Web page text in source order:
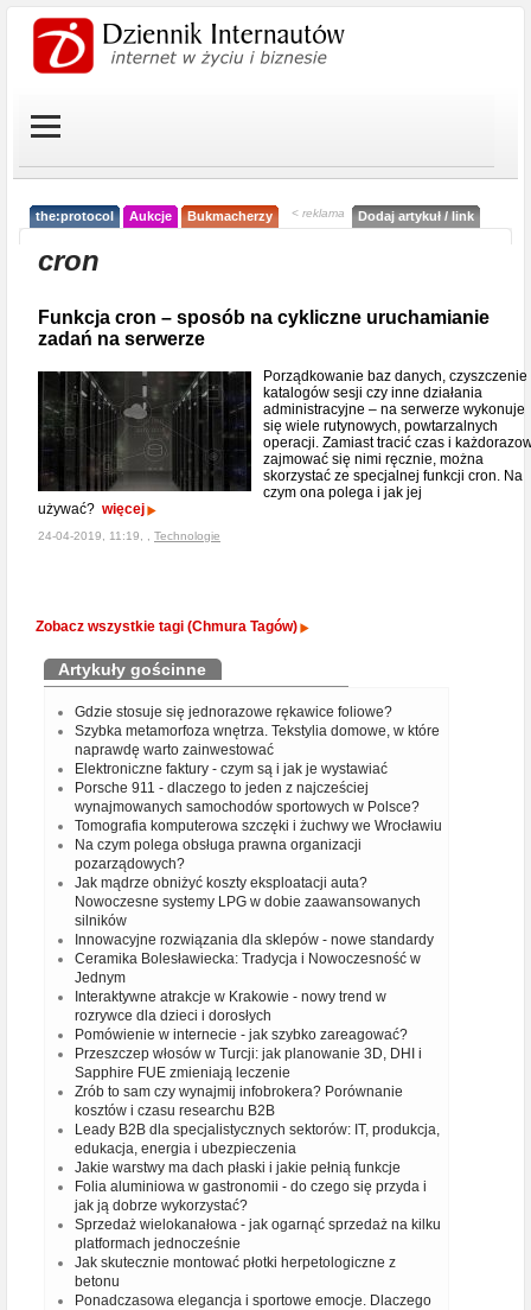
the:protocol Aukcje Bukmacherzy < reklama Dodaj artykuł / link
cron
Funkcja cron – sposób na cykliczne uruchamianie
zadań na serwerze
Porządkowanie baz danych, czyszczenie
katalogów sesji czy inne działania
administracyjne – na serwerze wykonuje
się wiele rutynowych, powtarzalnych
operacji. Zamiast tracić czas i
zajmować się nimi ręcznie, można
skorzystać ze specjalnej funkcji cron. Na
czym ona polega i jak jej
używać? więcej
24-04-2019, 11:19, , Technologie
Zobacz wszystkie tagi (Chmura Tagów)
Artykuły gościnne
Gdzie stosuje się jednorazowe rękawice foliowe?
Szybka metamorfoza wnętrza. Tekstylia domowe, w które
naprawdę warto zainwestować
Elektroniczne faktury - czym są i jak je wystawiać
Porsche 911 - dlaczego to jeden z najcześciej
wynajmowanych samochodów sportowych w Polsce?
Tomografia komputerowa szczęki i żuchwy we Wrocławiu
Na czym polega obsługa prawna organizacji
pozarządowych?
Jak mądrze obniżyć koszty eksploatacji auta?
Nowoczesne systemy LPG w dobie zaawansowanych
silników
Innowacyjne rozwiązania dla sklepów - nowe standardy
Ceramika Bolesławiecka: Tradycja i Nowoczesność w
Jednym
Interaktywne atrakcje w Krakowie - nowy trend w
rozrywce dla dzieci i dorosłych
Pomówienie w internecie - jak szybko zareagować?
Przeszczep włosów w Turcji: jak planowanie 3D, DHI i
Sapphire FUE zmieniają leczenie
Zrób to sam czy wynajmij infobrokera? Porównanie
kosztów i czasu researchu B2B
Leady B2B dla specjalistycznych sektorów: IT, produkcja,
edukacja, energia i ubezpieczenia
Jakie warstwy ma dach płaski i jakie pełnią funkcje
Folia aluminiowa w gastronomii - do czego się przyda i
jak ją dobrze wykorzystać?
Sprzedaż wielokanałowa - jak ogarnąć sprzedaż na kilku
platformach jednocześnie
Jak skutecznie montować płotki herpetologiczne z
betonu
Ponadczasowa elegancja i sportowe emocje. Dlaczego